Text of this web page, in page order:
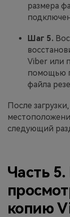
размера
Шаг 5.
Viber или
помощью
файла
После
следующий
Часть
копию